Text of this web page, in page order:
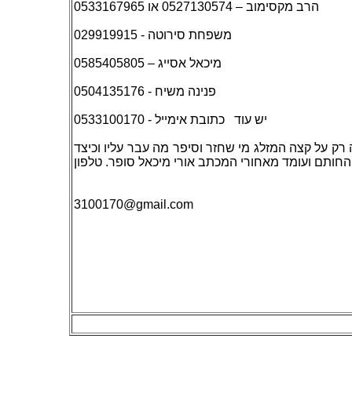
הרב מקסימוב – 0527130574 או 0533167965
משפחת סירוטה - 029919915
מיכאל אסייג – 0585405805
פנינה משיח - 0504135176
יש עוד כתובת אימייל - 0533100170
רק על קצה המזלג מי שחזר וסיפר מה עבר עליו וכיצד
החותם ועומד מאחורי המכתב אורי מיכאל סופר. טלפון
3100170@gmail.com